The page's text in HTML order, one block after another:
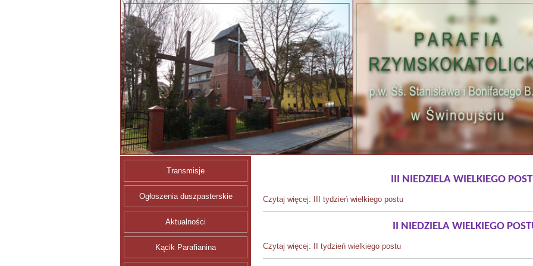
Transmisje
Ogłoszenia duszpasterskie
Aktualności
Kącik Parafianina
III NIEDZIELA WIELKIEGO
Czytaj więcej: III tydzień wielkiego postu
II NIEDZIELA WIELKIEGO
Czytaj więcej: II tydzień wielkiego postu